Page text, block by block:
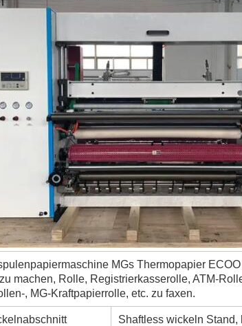
MGs Thermopapier
machen, Rolle, Registrierkasserolle, ATM-
, MG-Kraftpapierrolle, etc. zu faxen.
Shaftless wickeln